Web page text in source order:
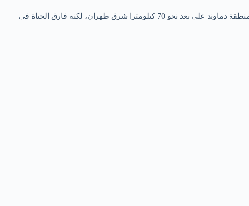
وأضافت أن أحد حراس فخري زاده تعرض لإطلاق النار أربع مرات، وأن العالم نُقل بطائرة هليكوبتر إلى مستشفى في مدينة أبسرد بمنطقة دماوند على بعد نحو 70 كيلومترا شرق طهران، لكنه فارق الحياة في